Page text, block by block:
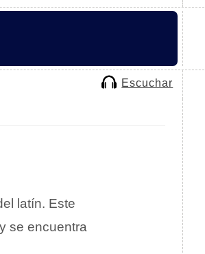
Escuchar
latín. Este
se encuentra